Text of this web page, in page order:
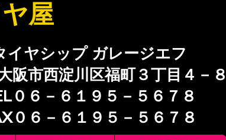
屋
イヤシップ ガレージエフ
阪市西淀川区福町３丁目４－８
０６－６１９５－５６７８
０６－６１９５－５６７８